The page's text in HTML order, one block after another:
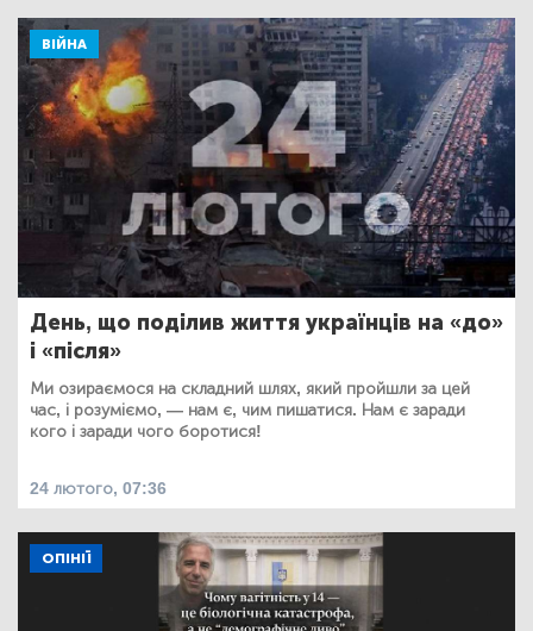
ВІЙНА
День, що поділив життя українців на «до»
і «після»
Ми озираємося на складний шлях, який пройшли за цей
час, і розуміємо, — нам є, чим пишатися. Нам є заради
кого і заради чого боротися!
24 лютого, 07:36
ОПІНІЇ